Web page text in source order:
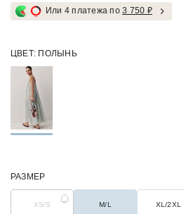
Или 4 платежа по3 750 ₽
ЦВЕТ: ПОЛЫНЬ
РАЗМЕР
XS/S M/L XL/2XL